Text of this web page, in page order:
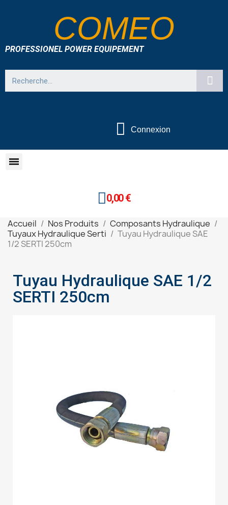
COMEO
PROFESSIONEL POWER EQUIPEMENT
Connexion
0,00 €
Accueil Nos Produits
Composants Hydraulique
Tuyaux Hydraulique Serti
Tuyau Hydraulique SAE
1/2 SERTI 250cm
Tuyau Hydraulique SAE 1/2
SERTI 250cm